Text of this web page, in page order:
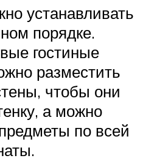
устанавливать
порядке.
гостиные
разместить
чтобы они
а можно
по всей